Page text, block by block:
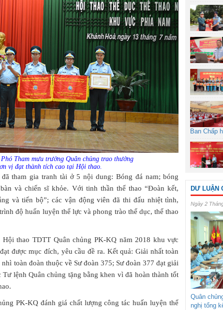
Tham mưu trưởng Quân chủng trao thưởng
vị đạt thành tích cao tại Hội thao.
tham gia tranh tài ở 5 nội dung: Bóng đá nam; bóng
và chiến sĩ khỏe. Với tinh thần thể thao “Đoàn kết,
và tiến bộ”; các vận động viên đã thi đấu nhiệt tình,
độ huấn luyện thể lực và phong trào thể dục, thể thao
thao TDTT Quân chủng PK-KQ năm 2018 khu vực
được mục đích, yêu cầu đề ra. Kết quả: Giải nhất toàn
toàn đoàn thuộc về Sư đoàn 375; Sư đoàn 377 đạt giải
lệnh Quân chủng tặng bằng khen vì đã hoàn thành tốt
PK-KQ đánh giá chất lượng công tác huấn luyện thể
Ban Chấp
DƯ LUẬN
Ngày 2
Quân
nghị tổng